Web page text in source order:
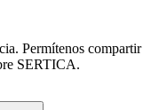
Permítenos compartir
SERTICA.